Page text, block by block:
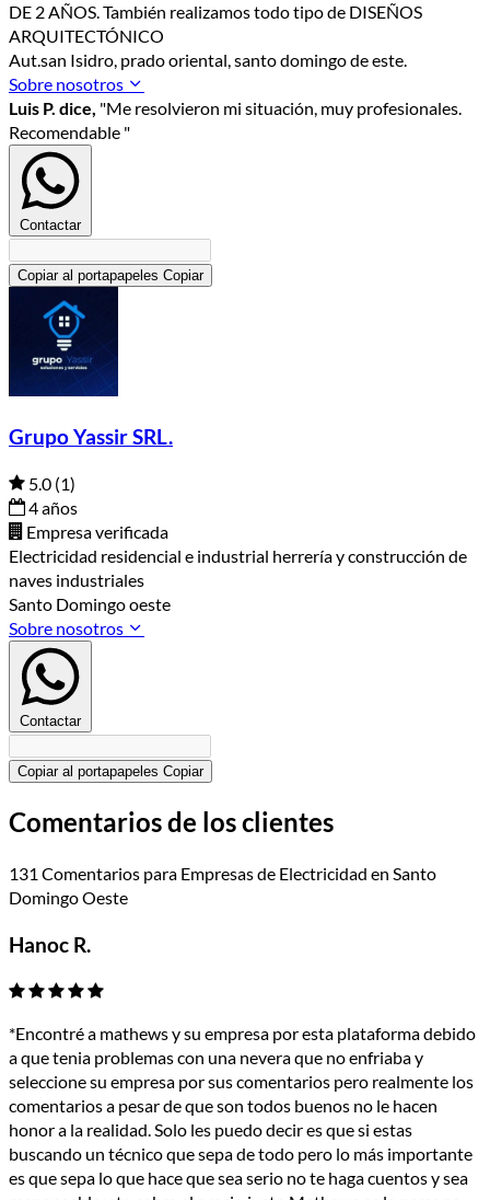
DE 2 AÑOS. También realizamos todo tipo de DISEÑOS
ARQUITECTÓNICO
Aut.san Isidro, prado oriental, santo domingo de este.
Sobre nosotros
Luis P. dice, "Me resolvieron mi situación, muy profesionales.
Recomendable "
Contactar
Copiar al portapapeles Copiar
Grupo Yassir SRL.
5.0 (1)
4 años
Empresa verificada
Electricidad residencial e industrial herrería y construcción de
naves industriales
Santo Domingo oeste
Sobre nosotros
Contactar
Copiar al portapapeles Copiar
Comentarios de los clientes
131 Comentarios para Empresas de Electricidad en Santo
Domingo Oeste
Hanoc R.
*Encontré a mathews y su empresa por esta plataforma debido
a que tenia problemas con una nevera que no enfriaba y
seleccione su empresa por sus comentarios pero realmente los
comentarios a pesar de que son todos buenos no le hacen
honor a la realidad. Solo les puedo decir es que si estas
buscando un técnico que sepa de todo pero lo más importante
es que sepa lo que hace que sea serio no te haga cuentos y sea